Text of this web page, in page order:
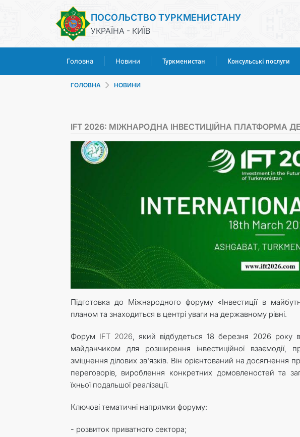
ПОСОЛЬСТВО ТУРКМЕНИСТАНУ
УКРАЇНА - КИЇВ
Головна Новини Туркменистан Консульські послуги
ГОЛОВНА НОВИНИ
IFT 2026: МІЖНАРОДНА ІНВЕСТИЦІЙНА ПЛАТФОРМА
Підготовка до Міжнародного форуму «Інвестиції в
планом та знаходиться в центрі уваги на державному рівні.
Форум IFT 2026, який відбудеться 18 березня 2026 року
майданчиком для розширення інвестиційної взаємодії,
зміцнення ділових зв'язків. Він орієнтований на досягнення
переговорів, вироблення конкретних домовленостей та
їхньої подальшої реалізації.
Ключові тематичні напрямки форуму:
- розвиток приватного сектора;